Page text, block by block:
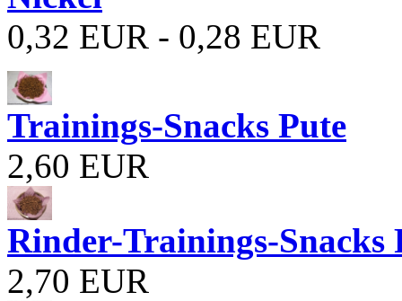
0,32 EUR - 0,28 EUR
Trainings-Snacks Pute
2,60 EUR
Rinder-Trainings-Snacks
2,70 EUR